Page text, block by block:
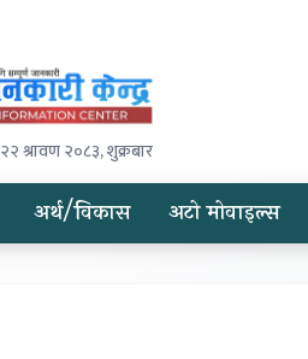
२२ श्रावण २०८३, शुक्रबार
अर्थ/विकास अटो मोवाइल्स